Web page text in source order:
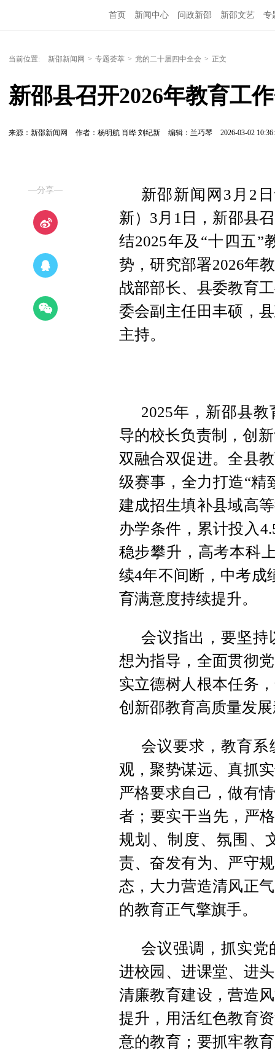
首页 新闻中心 问政新邵 新邵文艺 专
当前位置: 新邵新闻网 > 专题荟萃 > 党的二十届四中全会 > 正文
新邵县召开2026年教育工
来源：新邵新闻网 作者：杨明航 肖晔 刘纪新 编辑：兰巧琴 2026-03-02
—分享—
新邵新闻网3月2
新）3月1日，新邵县
结2025年及“十四五”
势，研究部署2026年
战部部长、县委教育
委会副主任田丰硕，
主持。
2025年，新邵县
导的校长负责制，创
双融合双促进。全县
级赛事，全力打造“精
建成招生填补县域高
办学条件，累计投入
稳步攀升，高考本科
续4年不间断，中考成
育满意度持续提升。
会议指出，要坚持
想为指导，全面贯彻
实立德树人根本任务
创新邵教育高质量发
会议要求，教育系
观，聚势谋远、真抓
严格要求自己，做有
者；要实干当先，严
规划、制度、氛围、
责、奋发有为、严守
态，大力营造清风正
的教育正气擎旗手。
会议强调，抓实党
进校园、进课堂、进
清廉教育建设，营造
提升，用活红色教育
意的教育；要抓牢教